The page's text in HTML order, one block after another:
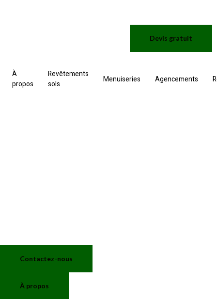
Devis gratuit
À
propos
Revêtements
sols
Menuiseries Agencements
Contactez-nous
À propos